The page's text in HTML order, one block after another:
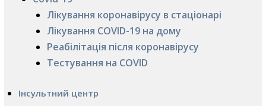
Лікування коронавірусу в стаціонарі
Лікування COVID-19 на дому
Реабілітація після коронавірусу
Тестування на COVID
Інсультний центр